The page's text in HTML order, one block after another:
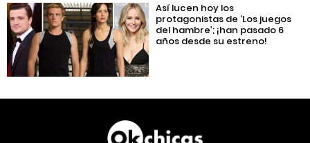
Así lucen hoy los
protagonistas de ‘Los juegos
del hambre’; ¡han pasado 6
años desde su estreno!